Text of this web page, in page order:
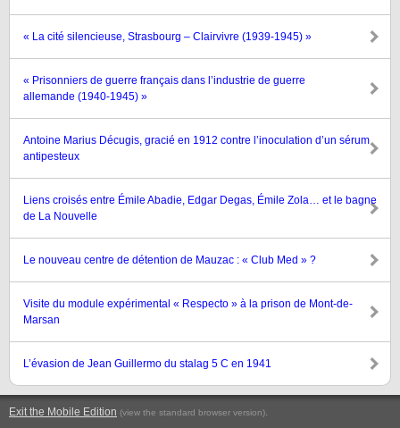
« La cité silencieuse, Strasbourg – Clairvivre (1939-1945) »
« Prisonniers de guerre français dans l’industrie de guerre
allemande (1940-1945) »
Antoine Marius Décugis, gracié en 1912 contre l’inoculation d’un sérum
antipesteux
Liens croisés entre Émile Abadie, Edgar Degas, Émile Zola… et le bagne
de La Nouvelle
Le nouveau centre de détention de Mauzac : « Club Med » ?
Visite du module expérimental « Respecto » à la prison de Mont-de-
Marsan
L’évasion de Jean Guillermo du stalag 5 C en 1941
Exit the Mobile Edition (view the standard browser version).